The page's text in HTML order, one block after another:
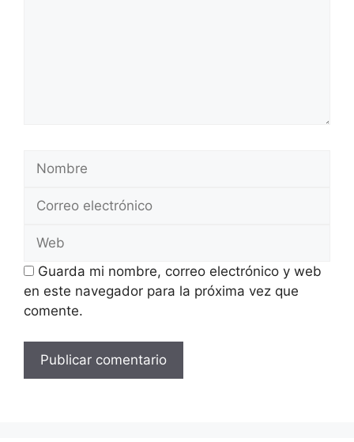
Nombre
Correo
Web
Guarda mi nombre, correo electrónico y web
en este navegador para la próxima vez que
comente.